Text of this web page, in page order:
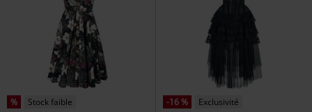
% Stock faible -16 %
Exclusivité